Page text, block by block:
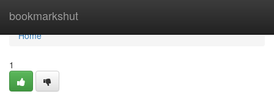
bookmarkshut
Home
Home
1